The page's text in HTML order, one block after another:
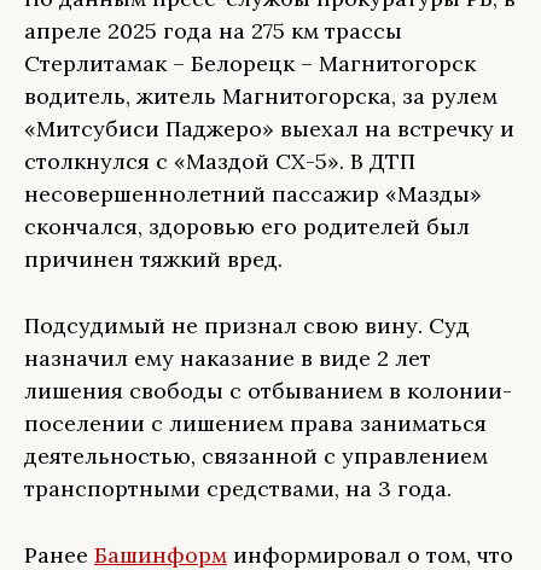
апреле 2025 года на 275 км трассы
Стерлитамак – Белорецк – Магнитогорск
водитель, житель Магнитогорска, за рулем
«Митсубиси Паджеро» выехал на встречку и
столкнулся с «Маздой СХ-5». В ДТП
несовершеннолетний пассажир «Мазды»
скончался, здоровью его родителей был
причинен тяжкий вред.
Подсудимый не признал свою вину. Суд
назначил ему наказание в виде 2 лет
лишения свободы с отбыванием в колонии-
поселении с лишением права заниматься
деятельностью, связанной с управлением
транспортными средствами, на 3 года.
Ранее Башинформ информировал о том, что